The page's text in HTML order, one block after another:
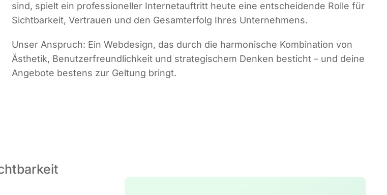
sind, spielt ein pro­fes­sio­nel­ler Inter­net­auf­tritt heu­te eine ent­schei­den­de Rol­le für
Sicht­bar­keit, Ver­trau­en und den Gesamt­erfolg Ihres Unternehmens.
Unser Anspruch: Ein Web­de­sign, das durch die har­mo­ni­sche Kom­bi­na­ti­on von
Ästhe­tik, Benut­zer­freund­lich­keit und stra­te­gi­schem Den­ken besticht – und dei­ne
Ange­bo­te bes­tens zur Gel­tung bringt.